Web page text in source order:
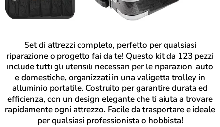
Set di attrezzi completo, perfetto per qualsiasi
riparazione o progetto fai da te! Questo kit da 123 pezzi
include tutti gli utensili necessari per le riparazioni auto
e domestiche, organizzati in una valigetta trolley in
alluminio portatile. Costruito per garantire durata ed
efficienza, con un design elegante che ti aiuta a trovare
rapidamente ogni attrezzo. Facile da trasportare e ideale
per qualsiasi professionista o hobbista!